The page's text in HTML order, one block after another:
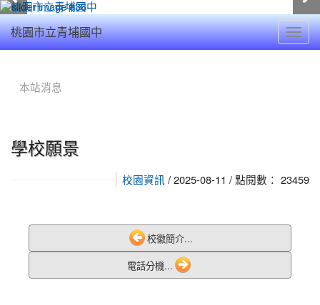
桃園市立青埔國中
本站消息
學校願景
校園資訊 / 2025-08-11 / 點閱數： 23459
校徽簡介...
電話分機...